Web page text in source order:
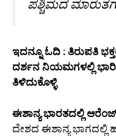
ಪಶ್ಚಿಮದ
ಇದನ್ನೂ ಓದಿ : ತಿರುಪತಿ
ದರ್ಶನ ನಿಯಮಗಳಲ್ಲಿ
ತಿಳಿದುಕೊಳ್ಳಿ
ಈಶಾನ್ಯ ಭಾರತದಲ್ಲಿ
ದೇಶದ ಈಶಾನ್ಯ ಭಾಗದಲ್ಲಿ